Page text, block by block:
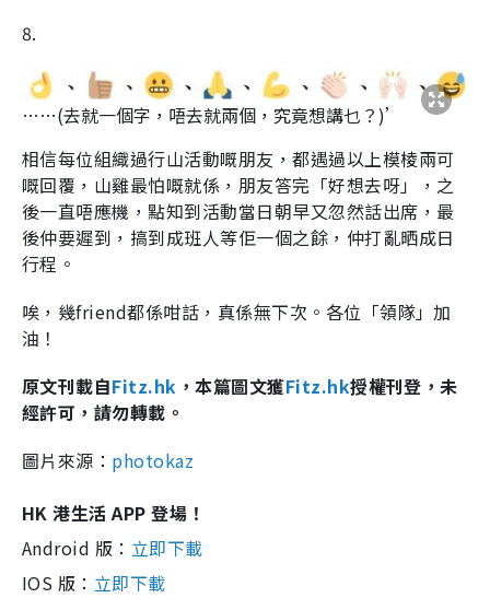
8.
……(去就一個字，唔去就兩個，究竟想講乜？)’
相信每位組織過行山活動嘅朋友，都遇過以上模棱兩可
嘅回覆，山雞最怕嘅就係，朋友答完「好想去呀」，之
後一直唔應機，點知到活動當日朝早又忽然話出席，最
後仲要遲到，搞到成班人等佢一個之餘，仲打亂晒成日
行程。
唉，幾friend都係咁話，真係無下次。各位「領隊」加
油！
原文刊載自Fitz.hk ，本篇圖文獲Fitz.hk授權刊登，未
經許可，請勿轉載。
圖片來源： photokaz
HK 港生活 APP 登場！
Android 版： 立即下載
IOS 版： 立即下載